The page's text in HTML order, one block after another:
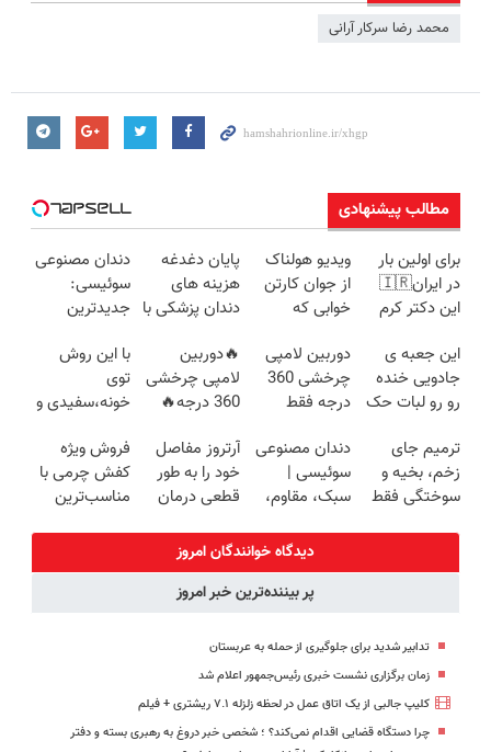
محمد رضا سرکار آرانی
مطالب پیشنهادی
برای اولین بار
در ایران🇮🇷
این دکتر کرم
روزه ساخت!
ویدیو هولناک
از جوان کارتن
خوابی که
آموزش رایگان
پایان دغدغه
هزینه های
دندان پزشکی با
کننده خانگی
دندان مصنوعی
سوئیسی:
جدیدترین
سبک و مقاوم |
پرداخت قسطی
این جعبه ی
جادویی خنده
رو رو لبات حک
خرید40%تخفیف
دوربین لامپی
چرخشی 360
درجه فقط
🔥 پرداخت
درب منزل
🔥دوربین
لامپی چرخشی
360 درجه🔥
منزل + گارانتی
تعویض
با این روش
توی
خونه،سفیدی و
برگردون
(40%off)
ترمیم جای
زخم، بخیه و
سوختگی فقط
دندان مصنوعی
سوئیسی |
سبک، مقاوم،
رایگان+پرداخت
اقساطی😍
آرتروز مفاصل
خود را به طور
قطعی درمان
◗پرسش‌نامه◖
فروش ویژه
کفش چرمی با
مناسب‌ترین
دیدگاه خوانندگان امروز
پر بیننده‌ترین خبر امروز
تدابیر شدید برای جلوگیری از حمله به عربستان
زمان برگزاری نشست خبری رئیس‌جمهور اعلام شد
کلیپ جالبی از یک اتاق عمل در لحظه زلزله ۷.۱ ریشتری + فیلم
چرا دستگاه قضایی اقدام نمی‌کند؟ ؛ شخصی خبر دروغ به رهبری بسته و دفتر